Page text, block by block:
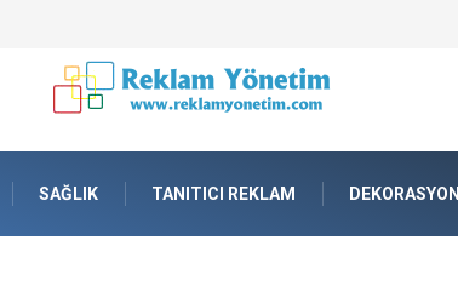
Endüstriyel Tesislerde Verimli Stok Yönetimi
SAĞLIK TANITICI REKLAM DEKORASYON